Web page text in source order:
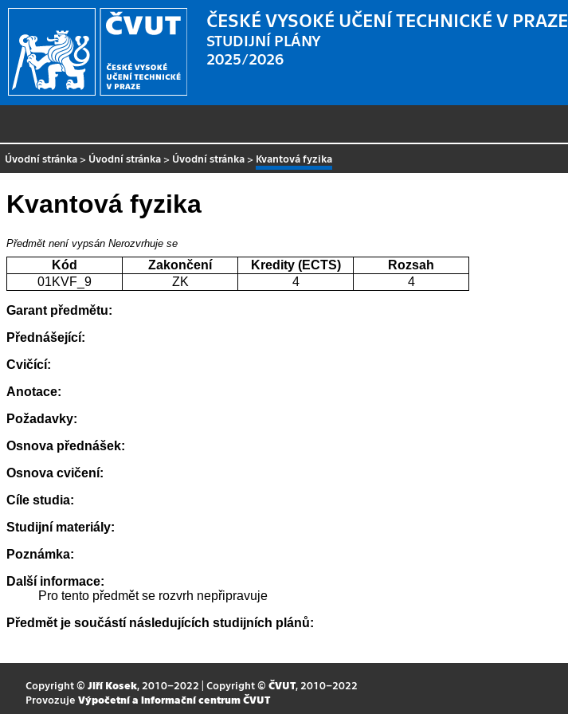
ČESKÉ VYSOKÉ UČENÍ TECHNICKÉ V PRAZE
STUDIJNÍ PLÁNY
2025/2026
Úvodní stránka > Úvodní stránka > Úvodní stránka > Kvantová fyzika
Kvantová fyzika
Předmět není vypsán Nerozvrhuje se
Kód Zakončení Kredity (ECTS)
Rozsah
01KVF_9
ZK 4 4
Garant předmětu:
Přednášející:
Cvičící:
Anotace:
Požadavky:
Osnova přednášek:
Osnova cvičení:
Cíle studia:
Studijní materiály:
Poznámka:
Další informace:
Pro tento předmět se rozvrh nepřipravuje
Předmět je součástí následujících studijních plánů:
Copyright © Jiří Kosek, 2010–2022 | Copyright © ČVUT, 2010–2022
Provozuje Výpočetní a informační centrum ČVUT